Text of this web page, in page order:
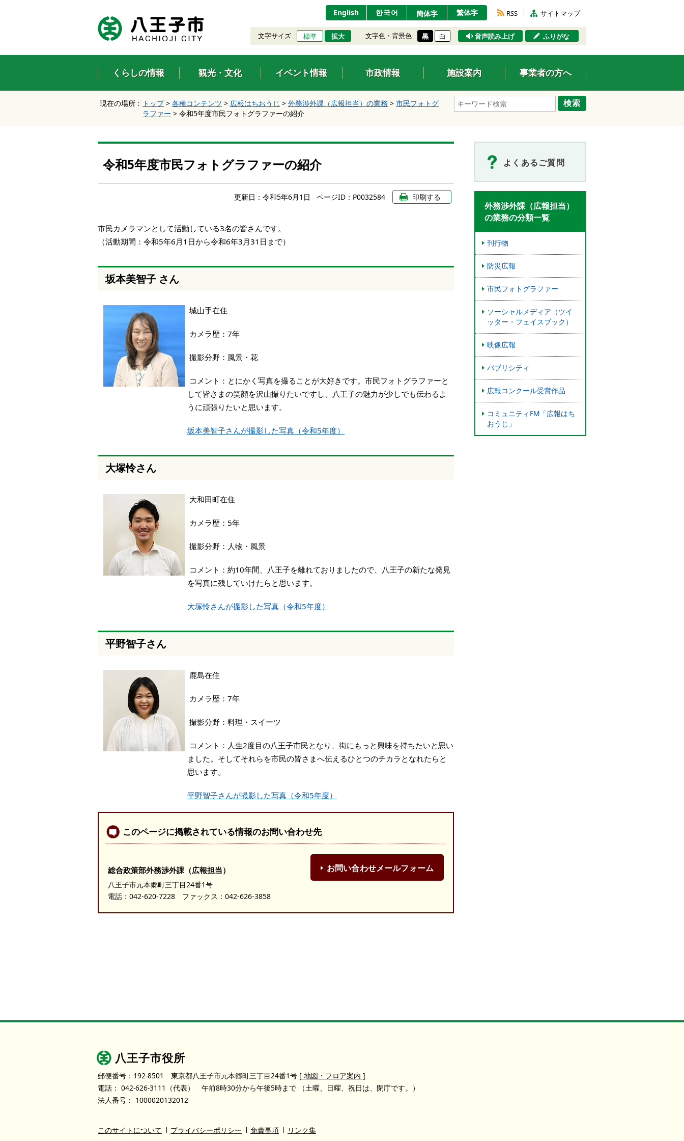
ン
タ
ー
キ
ナ
ビ
ョ
を
キ
て
文
移
す
English 한국어 簡体字 繁体字 RSS サイトマップ
文字サイズ 標準 拡大 文字色・背景色 黒 白 音声読み上げ ふりがな
くらしの情報 観光・文化 イベント情報 市政情報 施設案内 事業者の方へ
検索
現在の場所 : トップ> 各種コンテンツ > 広報はちおうじ > 外務渉外課（広報担当）の業務 > 市民フォトグ
ラファー > 令和5年度市民フォトグラファーの紹介
令和5年度市民フォトグラファーの紹介
更新日： 令和5年6月1日 ページID：P0032584 印刷する
市民カメラマンとして活動している3名の皆さんです。
（活動期間：令和5年6月1日から令和6年3月31日まで）
坂本美智子 さん
城山手在住
カメラ歴：7年
撮影分野：風景・花
コメント：とにかく写真を撮ることが大好きです。市民フォトグラファーと
して皆さまの笑顔を沢山撮りたいですし、八王子の魅力が少しでも伝わるよ
うに頑張りたいと思います。
坂本美智子さんが撮影した写真（令和5年度）
大塚怜さん
大和田町在住
カメラ歴：5年
撮影分野：人物・風景
コメント：約10年間、八王子を離れておりましたので、八王子の新たな発見
を写真に残していけたらと思います。
大塚怜さんが撮影した写真（令和5年度）
平野智子さん
鹿島在住
カメラ歴：7年
撮影分野：料理・スイーツ
コメント：人生2度目の八王子市民となり、街にもっと興味を持ちたいと思い
ました。そしてそれらを市民の皆さまへ伝えるひとつのチカラとなれたらと
思います。
平野智子さんが撮影した写真（令和5年度）
このページに掲載されている情報のお問い合わせ先
総合政策部外務渉外課（広報担当）
八王子市元本郷町三丁目24番1号
電話： 042-620-7228 ファックス：042-626-3858
お問い合わせメールフォーム
よくあるご質問
外務渉外課（広報担当）
の業務の分類一覧
刊行物
防災広報
市民フォトグラファー
ソーシャルメディア（ツイ
ッター・フェイスブック）
映像広報
パブリシティ
広報コンクール受賞作品
コミュニティFM「広報はち
おうじ」
八王子市役所
郵便番号：192-8501 東京都八王子市元本郷町三丁目24番1号 [ 地図・フロア案内 ]
電話： 042-626-3111 （代表） 午前8時30分から午後5時まで
（土曜、日曜、祝日は、閉庁です。）
法人番号： 1000020132012
このサイトについて プライバシーポリシー 免責事項 リンク集